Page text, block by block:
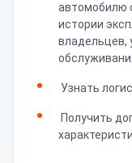
автомобилю
истории
владельцев,
Узнать
Получить